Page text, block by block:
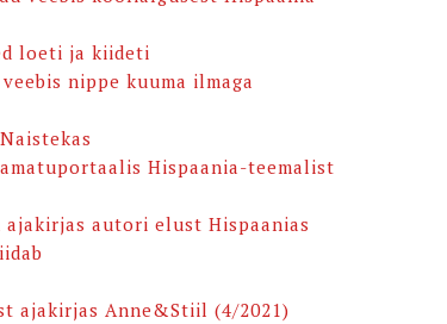
loeti ja kiideti
nippe kuuma ilmaga
Hispaania-teemalist
ajakirjas autori elust Hispaanias
ajakirjas Anne&Stiil (4/2021)